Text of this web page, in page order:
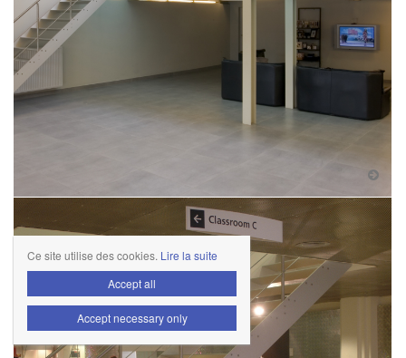
Ce site utilise des cookies. Lire la suite
Accept all
Accept necessary only